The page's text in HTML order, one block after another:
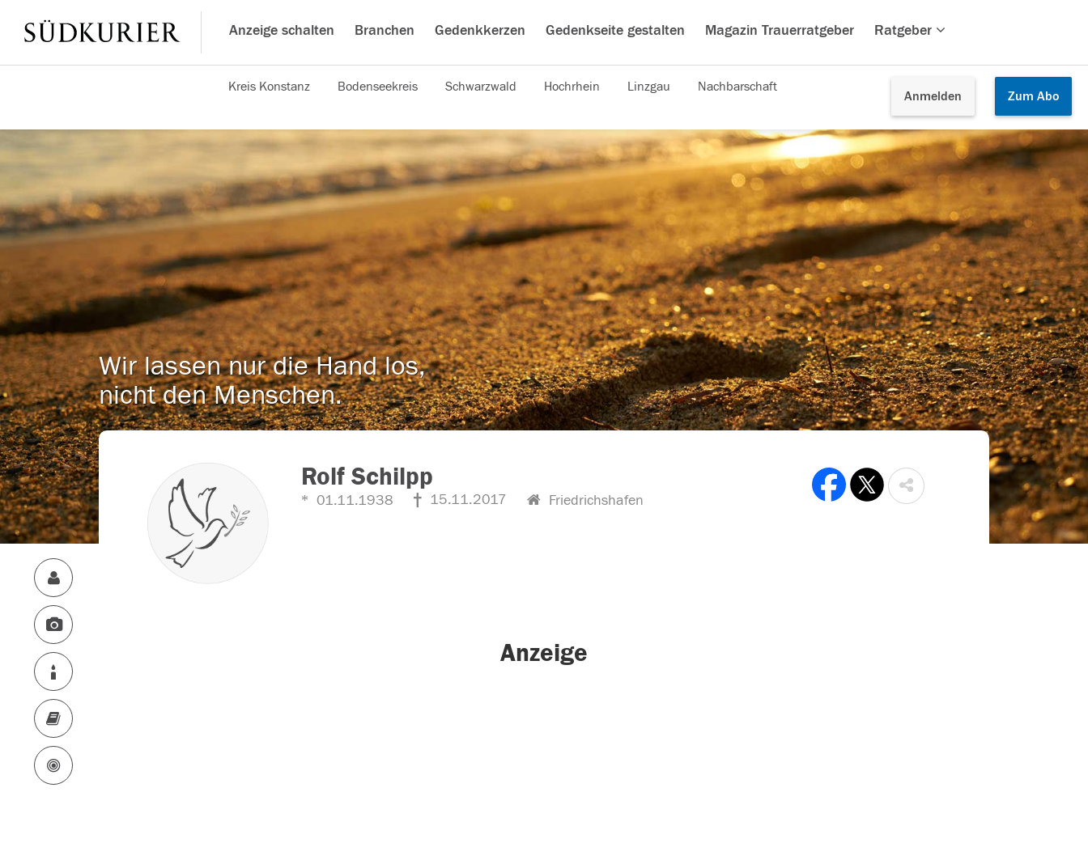
Anzeige schalten Branchen Gedenkkerzen Gedenkseite gestalten Magazin Trauerratgeber Ratgeber
Anmelden Zum Abo
Kreis Konstanz Bodenseekreis Schwarzwald Hochrhein Linzgau Nachbarschaft
Wir lassen nur die Hand los,
nicht den Menschen.
Rolf Schilpp
01.11.1938 15.11.2017 Friedrichshafen
Anzeige